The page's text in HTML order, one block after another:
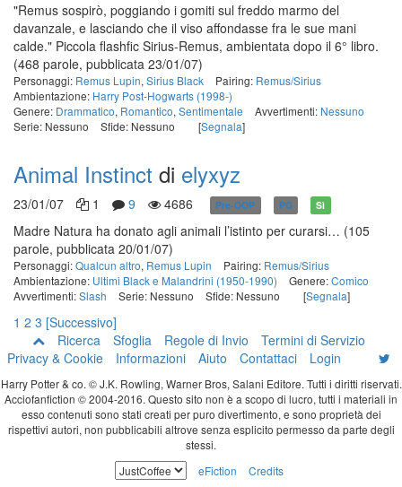
"Remus sospirò, poggiando i gomiti sul freddo marmo del
davanzale, e lasciando che il viso affondasse fra le sue mani
calde." Piccola flashfic Sirius-Remus, ambientata dopo il 6° libro.
(468 parole, pubblicata 23/01/07)
Personaggi: Remus Lupin, Sirius Black Pairing: Remus/Sirius
Ambientazione: Harry Post-Hogwarts (1998-)
Genere: Drammatico, Romantico, Sentimentale Avvertimenti: Nessuno
Serie: Nessuno
Sfide: Nessuno [Segnala]
Animal Instinct di elyxyz
23/01/07 1 9 4686 Pre-OOP PG Sì
Madre Natura ha donato agli animali l’istinto per curarsi… (105
parole, pubblicata 20/01/07)
Personaggi:Qualcun altro, Remus Lupin Pairing: Remus/Sirius
Ambientazione: Ultimi Black e Malandrini (1950-1990) Genere:Comico
Avvertimenti:Slash Serie: Nessuno Sfide: Nessuno [Segnala]
1 2 3 [Successivo]
Ricerca
Sfoglia Regole di Invio
Termini di Servizio
Privacy & Cookie
Informazioni Aiuto Contattaci Login
Harry Potter & co. © J.K. Rowling, Warner Bros, Salani Editore. Tutti i diritti riservati.
Acciofanfiction © 2004-2016. Questo sito non è a scopo di lucro, tutti i materiali in
esso contenuti sono stati creati per puro divertimento, e sono proprietà dei
rispettivi autori, non pubblicabili altrove senza esplicito permesso da parte degli
stessi.
eFiction
Credits